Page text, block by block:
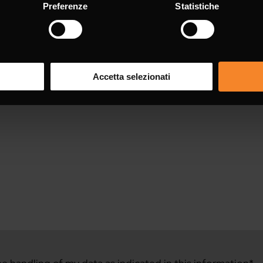
Preferenze Statistiche
Accetta selezionati